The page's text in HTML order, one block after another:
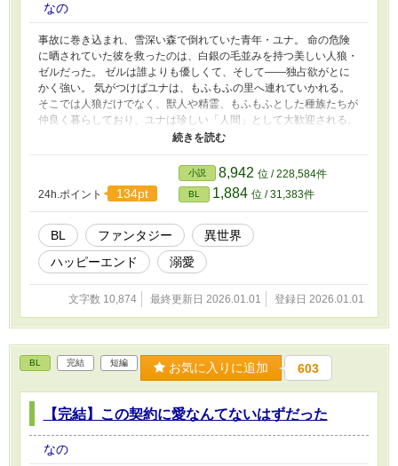
なの
事故に巻き込まれ、雪深い森で倒れていた青年・ユナ。 命の危険
に晒されていた彼を救ったのは、白銀の毛並みを持つ美しい人狼・
ゼルだった。 ゼルは誰よりも優しくて、そして――独占欲がとに
かく強い。 気がつけばユナは、もふもふの里へ連れていかれる。
そこでは人狼だけでなく、獣人や精霊、もふもふとした種族たちが
仲良く暮らしており、ユナは珍しい「人間」として大歓迎される。
しかし、ゼルだけは露骨にユナを奪われまいとし、 「触るな」
「見るな」「近づくな」と嫉妬を隠そうとしない。 もふもふに抱
きしめられる日々。 嫉妬と優しさに包まれながら、ユナは少しず
つ居場所を取り戻していく――。
24h.ポイント
134pt
小説 8,942 位 / 228,584件
BL 1,884 位 / 31,383件
BL ファンタジー
異世界
ハッピーエンド
溺愛
文字数 10,874 最終更新日 2026.01.01 登録日 2026.01.01
BL 完結 短編 お気に入りに追加 603
【完結】この契約に愛なんてないはずだった
なの